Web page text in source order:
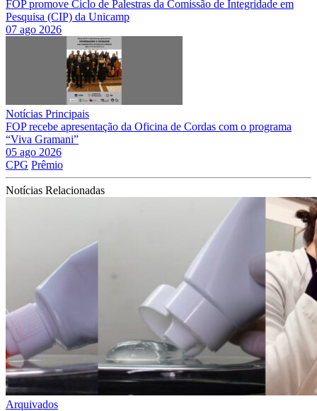
FOP promove Ciclo de Palestras da Comissão de Integridade em
Pesquisa (CIP) da Unicamp
07 ago 2026
Notícias Principais
FOP recebe apresentação da Oficina de Cordas com o programa
“Viva Gramani”
05 ago 2026
CPG Prêmio
Notícias Relacionadas
Arquivados